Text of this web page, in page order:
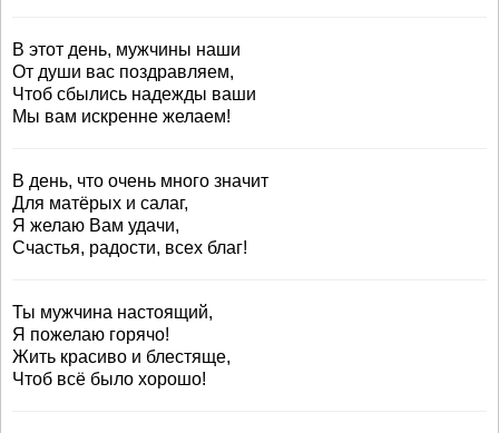
В этот день, мужчины наши
От души вас поздравляем,
Чтоб сбылись надежды ваши
Мы вам искренне желаем!
В день, что очень много значит
Для матёрых и салаг,
Я желаю Вам удачи,
Счастья, радости, всех благ!
Ты мужчина настоящий,
Я пожелаю горячо!
Жить красиво и блестяще,
Чтоб всё было хорошо!